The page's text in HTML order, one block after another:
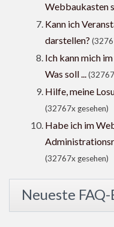
Webbaukasten
Kann ich
darstellen?
Ich kann mich
Was soll ...
Hilfe, meine
(32767x gesehen)
Habe ich im
(32767x gesehen)
Neueste